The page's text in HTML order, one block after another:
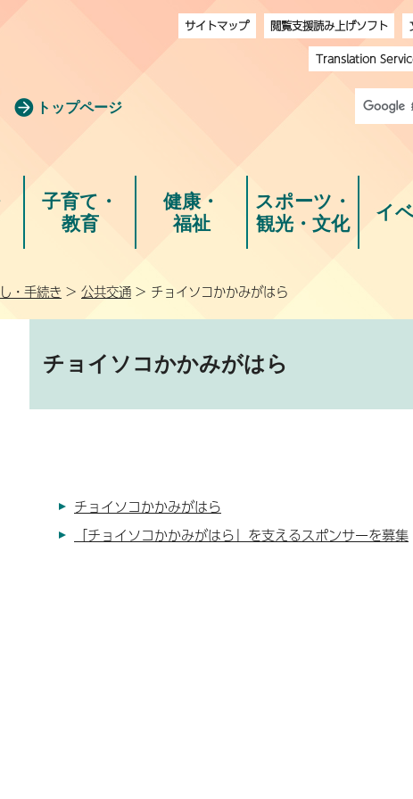
トップページ
サイトマップ 閲覧支援読み上げソフト
Translation
子育て・
教育
健康・
福祉
スポーツ・
観光・文化
イ
・手続き > 公共交通 > チョイソコかかみがはら
チョイソコかかみがはら
チョイソコかかみがはら
「チョイソコかかみがはら」を支えるスポンサーを募集